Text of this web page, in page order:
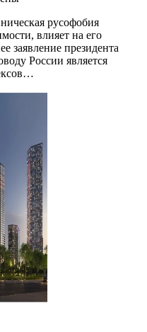
русофобия
влияет на его
заявление президента
России является